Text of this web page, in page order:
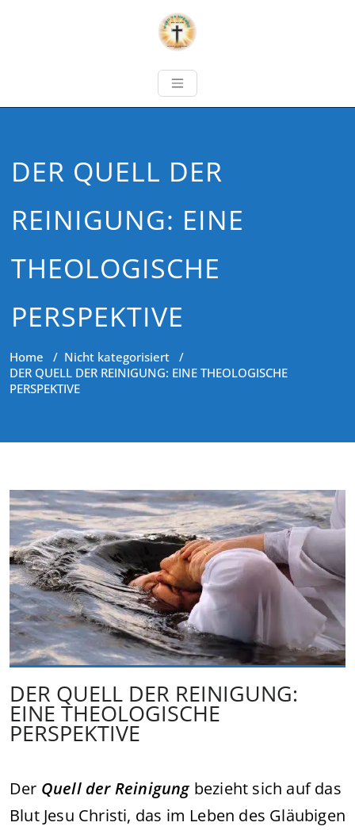
DER QUELL DER
REINIGUNG: EINE
THEOLOGISCHE
PERSPEKTIVE
Home / Nicht kategorisiert /
DER QUELL DER REINIGUNG: EINE THEOLOGISCHE
PERSPEKTIVE
DER QUELL DER REINIGUNG:
EINE THEOLOGISCHE
PERSPEKTIVE
Der Quell der Reinigungbezieht sich auf das
Blut Jesu Christi, das im Leben des Gläubigen